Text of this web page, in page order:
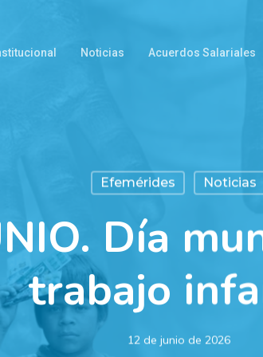
Noticias Acuerdos Salariales
Efemérides Noticias
Día
trabajo
12 de junio de 2026